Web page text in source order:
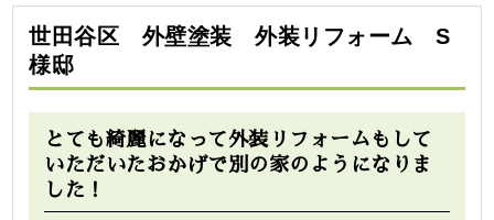
世田谷区 外壁塗装 外装リフォーム S
様邸
とても綺麗になって外装リフォームもして
いただいたおかげで別の家のようになりま
した！